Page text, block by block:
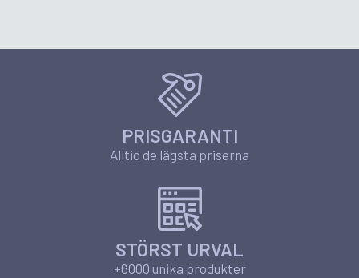
PRISGARANTI
Alltid de lägsta priserna
STÖRST URVAL
+6000 unika produkter